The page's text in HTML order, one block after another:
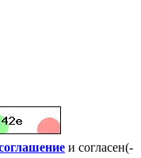
и согласен(-